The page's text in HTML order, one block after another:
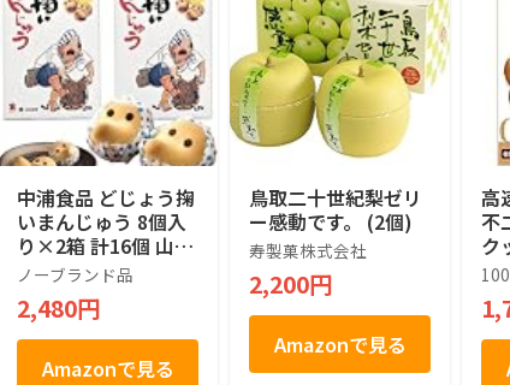
中浦食品 どじょう掬
いまんじゅう 8個入
り×2箱 計16個 山陰
銘菓 島根 鳥取 お土
産 白あん 個包装 ギ
フト 手土産 まとめ
買い
ノーブランド品
2,480円
Amazonで見る
鳥取二十世紀梨ゼリ
ー感動です。 (2個)
寿製菓株式会社
2,200円
Amazonで見る
高
不
ク
マ
白
コ